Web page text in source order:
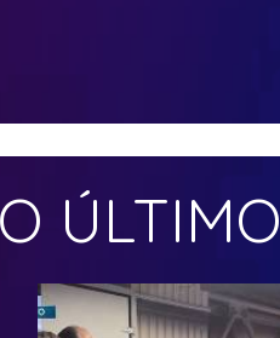
ÚLTIMO